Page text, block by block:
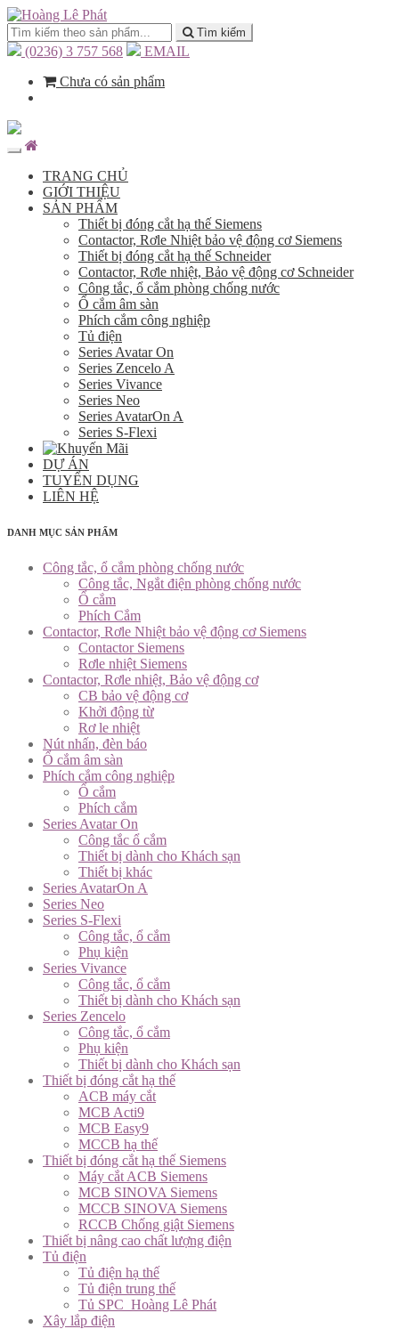
Tìm kiếm
(0236) 3 757 568
EMAIL
Chưa có sản phẩm
TRANG CHỦ
GIỚI THIỆU
SẢN PHẨM
Thiết bị đóng cắt hạ thế Siemens
Contactor, Rơle Nhiệt bảo vệ động cơ Siemens
Thiết bị đóng cắt hạ thế Schneider
Contactor, Rơle nhiệt, Bảo vệ động cơ Schneider
Công tắc, ổ cắm phòng chống nước
Ổ cắm âm sàn
Phích cắm công nghiệp
Tủ điện
Series Avatar On
Series Zencelo A
Series Vivance
Series Neo
Series AvatarOn A
Series S-Flexi
DỰ ÁN
TUYỂN DỤNG
LIÊN HỆ
DANH MỤC SẢN PHẨM
Công tắc, ổ cắm phòng chống nước
Công tắc, Ngắt điện phòng chống nước
Ổ cắm
Phích Cắm
Contactor, Rơle Nhiệt bảo vệ động cơ Siemens
Contactor Siemens
Rơle nhiệt Siemens
Contactor, Rơle nhiệt, Bảo vệ động cơ
CB bảo vệ động cơ
Khởi động từ
Rơ le nhiệt
Nút nhấn, đèn báo
Ổ cắm âm sàn
Phích cắm công nghiệp
Ổ cắm
Phích cắm
Series Avatar On
Công tắc ổ cắm
Thiết bị dành cho Khách sạn
Thiết bị khác
Series AvatarOn A
Series Neo
Series S-Flexi
Công tắc, ổ cắm
Phụ kiện
Series Vivance
Công tắc, ổ cắm
Thiết bị dành cho Khách sạn
Series Zencelo
Công tắc, ổ cắm
Phụ kiện
Thiết bị dành cho Khách sạn
Thiết bị đóng cắt hạ thế
ACB máy cắt
MCB Acti9
MCB Easy9
MCCB hạ thế
Thiết bị đóng cắt hạ thế Siemens
Máy cắt ACB Siemens
MCB SINOVA Siemens
MCCB SINOVA Siemens
RCCB Chống giật Siemens
Thiết bị nâng cao chất lượng điện
Tủ điện
Tủ điện hạ thế
Tủ điện trung thế
Tủ SPC_Hoàng Lê Phát
Xây lắp điện